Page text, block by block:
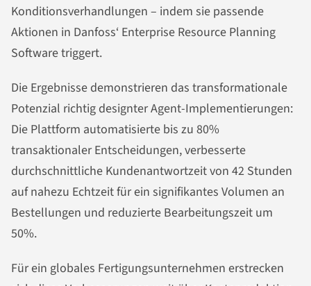
Konditionsverhandlungen – indem sie passende
Aktionen in Danfoss‘ Enterprise Resource Planning
Software triggert.
Die Ergebnisse demonstrieren das transformationale
Potenzial richtig designter Agent-Implementierungen:
Die Plattform automatisierte bis zu 80%
transaktionaler Entscheidungen, verbesserte
durchschnittliche Kundenantwortzeit von 42 Stunden
auf nahezu Echtzeit für ein signifikantes Volumen an
Bestellungen und reduzierte Bearbeitungszeit um
50%.
Für ein globales Fertigungsunternehmen erstrecken